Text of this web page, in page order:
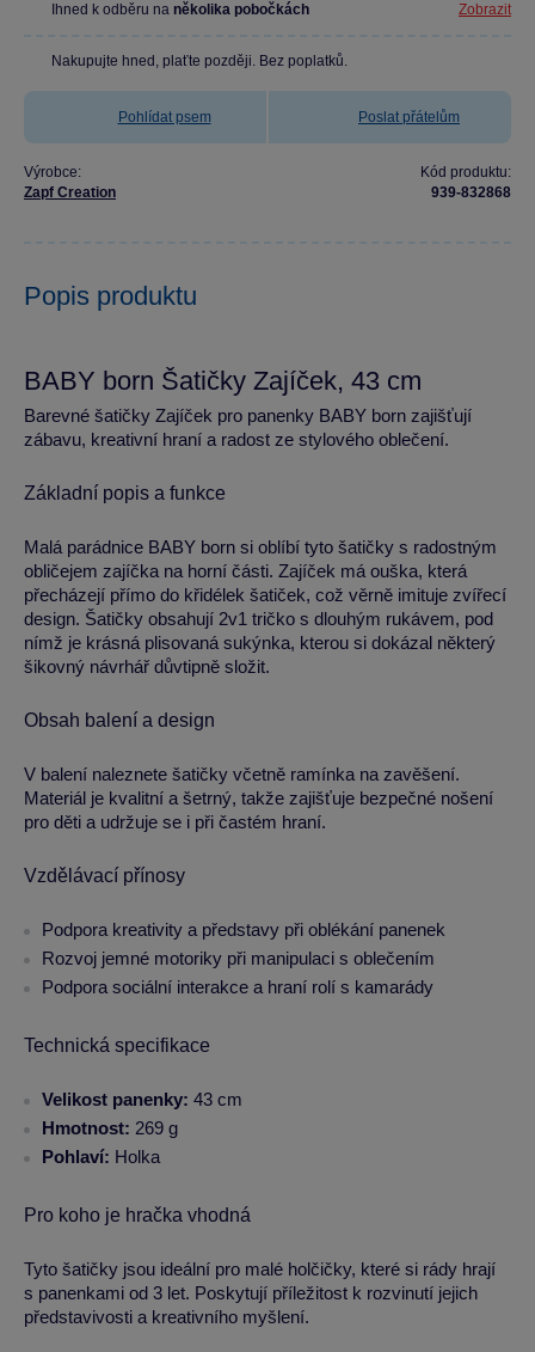
Ihned k odběru na několika pobočkách Zobrazit
Nakupujte hned, plaťte později. Bez poplatků.
Pohlídat psem Poslat přátelům
Výrobce:
Zapf Creation
Kód produktu:
939-832868
Popis produktu
BABY born Šatičky Zajíček, 43 cm
Barevné šatičky Zajíček pro panenky BABY born zajišťují
zábavu, kreativní hraní a radost ze stylového oblečení.
Základní popis a funkce
Malá parádnice BABY born si oblíbí tyto šatičky s radostným
obličejem zajíčka na horní části. Zajíček má ouška, která
přecházejí přímo do křidélek šatiček, což věrně imituje zvířecí
design. Šatičky obsahují 2v1 tričko s dlouhým rukávem, pod
nímž je krásná plisovaná sukýnka, kterou si dokázal některý
šikovný návrhář důvtipně složit.
Obsah balení a design
V balení naleznete šatičky včetně ramínka na zavěšení.
Materiál je kvalitní a šetrný, takže zajišťuje bezpečné nošení
pro děti a udržuje se i při častém hraní.
Vzdělávací přínosy
Podpora kreativity a představy při oblékání panenek
Rozvoj jemné motoriky při manipulaci s oblečením
Podpora sociální interakce a hraní rolí s kamarády
Technická specifikace
Velikost panenky: 43 cm
Hmotnost: 269 g
Pohlaví: Holka
Pro koho je hračka vhodná
Tyto šatičky jsou ideální pro malé holčičky, které si rády hrají
s panenkami od 3 let. Poskytují příležitost k rozvinutí jejich
představivosti a kreativního myšlení.